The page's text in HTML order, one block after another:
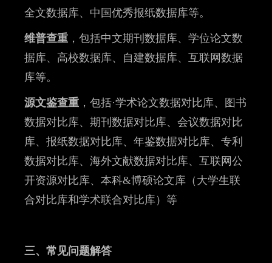
全文数据库、中国优秀报纸数据库等。
维普查重 ，包括中文期刊数据库、学位论文数
据库、高校数据库、自建数据库、互联网数据
库等。
源文鉴查重 ，包括·学术论文数据对比库、图书
数据对比库、期刊数据对比库、会议数据对比
库、报纸数据对比库、年鉴数据对比库、专利
数据对比库、海外文献数据对比库、互联网公
开资源对比库、本科&博硕论文库（大学生联
合对比库和学术联合对比库）等
三、常见问题解答